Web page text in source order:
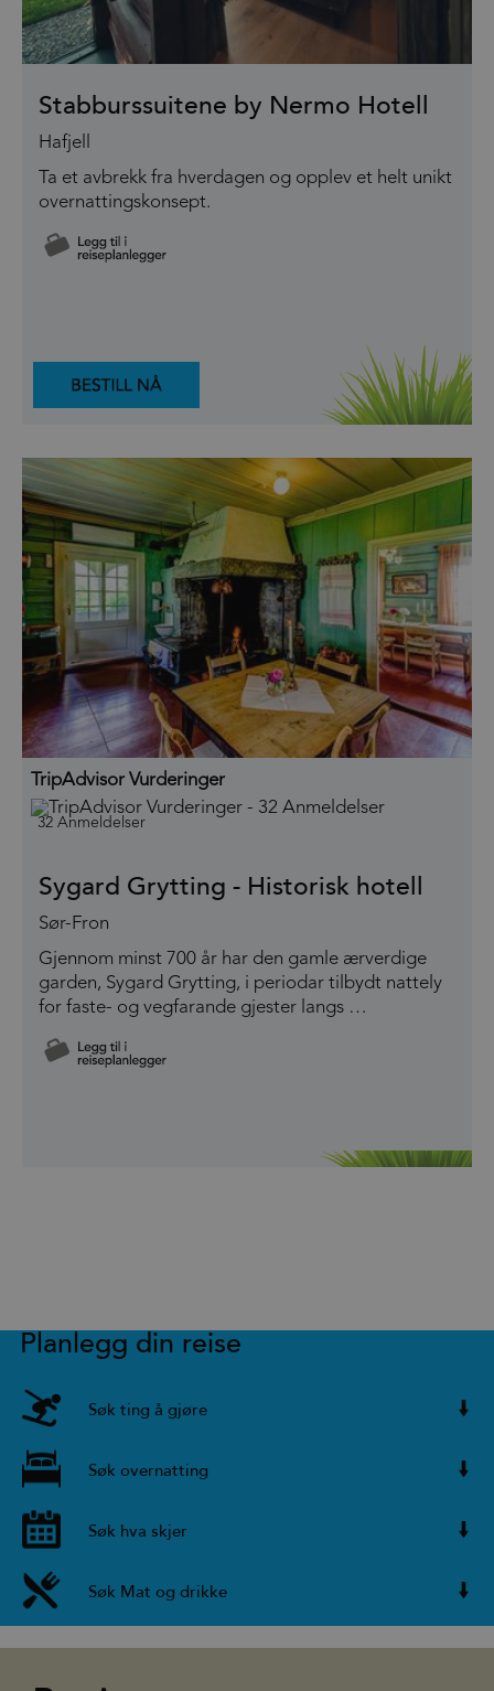
Stabburssuitene by Nermo Hotell
Hafjell
Ta et avbrekk fra hverdagen og opplev et helt unikt
overnattingskonsept.
TripAdvisor Vurderinger
32 Anmeldelser
Sygard Grytting - Historisk hotell
Sør-Fron
Gjennom minst 700 år har den gamle ærverdige
garden, Sygard Grytting, i periodar tilbydt nattely
for faste- og vegfarande gjester langs …
Planlegg din reise
Søk ting å gjøre
Søk overnatting
Søk hva skjer
Søk Mat og drikke